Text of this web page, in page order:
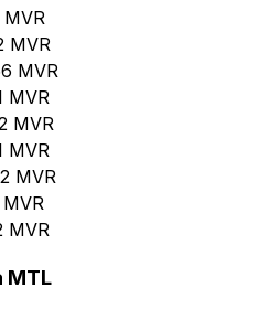
MVR
MVR
MVR
MVR
MVR
MVR
MVR
MVR
MVR
MTL